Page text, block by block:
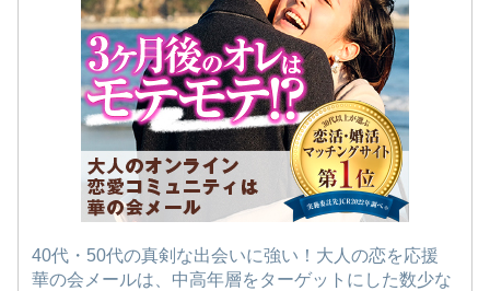
40代・50代の真剣な出会いに強い！大人の恋を応援
華の会メールは、中高年層をターゲットにした数少な